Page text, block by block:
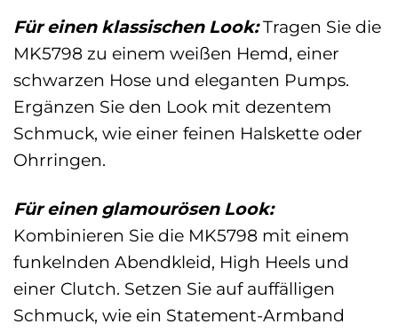
Für einen klassischen Look:Tragen Sie die
MK5798 zu einem weißen Hemd, einer
schwarzen Hose und eleganten Pumps.
Ergänzen Sie den Look mit dezentem
Schmuck, wie einer feinen Halskette oder
Ohrringen.
Für einen glamourösen Look:
Kombinieren Sie die MK5798 mit einem
funkelnden Abendkleid, High Heels und
einer Clutch. Setzen Sie auf auffälligen
Schmuck, wie ein Statement-Armband